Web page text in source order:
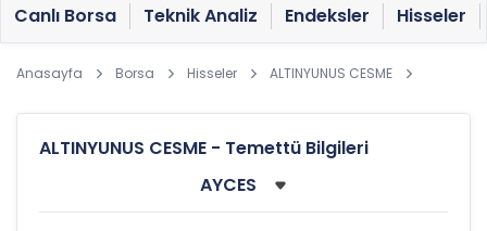
Canlı Borsa Teknik Analiz Endeksler Hisseler
Anasayfa Borsa Hisseler ALTINYUNUS CESME
ALTINYUNUS CESME - Temettü Bilgileri